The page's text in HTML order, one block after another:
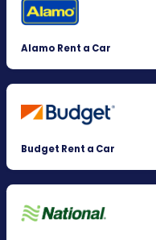
Alamo Rent a Car
Budget Rent a Car